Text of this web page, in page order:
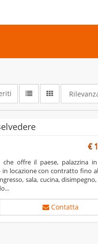
€
locazione con contratto fino
sala, cucina,
Contatta